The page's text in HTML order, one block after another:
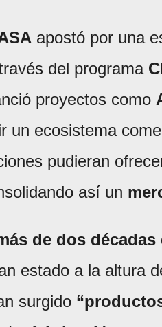
apostó por una
del programa
proyectos como
un ecosistema
pudieran
así un
de dos
estado a la altura
surgido